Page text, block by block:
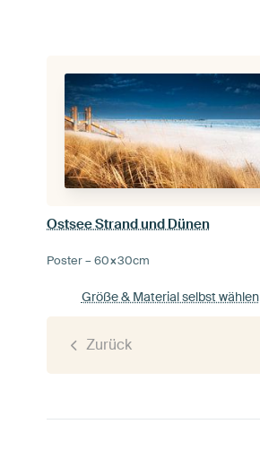
Ostsee Strand und Dünen
Poster –60×30cm
Größe & Material selbst wählen
Zurück